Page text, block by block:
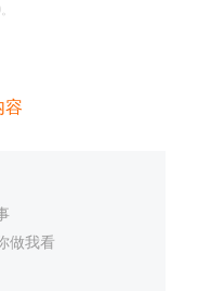
容
做我看